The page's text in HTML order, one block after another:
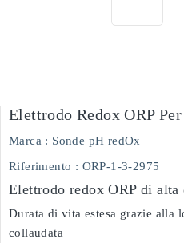
Elettrodo Redox ORP
Marca : Sonde pH redOx
Riferimento : ORP-1-3-2975
Elettrodo redox ORP di alta
Durata di vita estesa grazie alla
collaudata